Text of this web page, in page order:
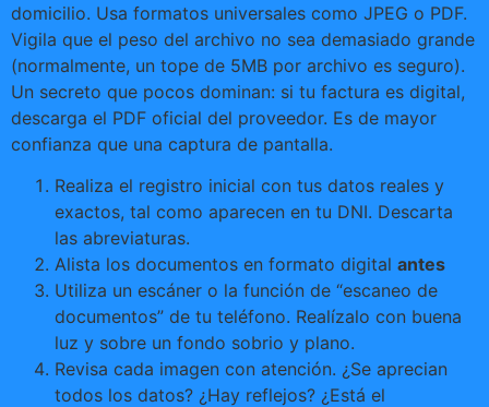
domicilio. Usa formatos universales como JPEG o PDF.
Vigila que el peso del archivo no sea demasiado grande
(normalmente, un tope de 5MB por archivo es seguro).
Un secreto que pocos dominan: si tu factura es digital,
descarga el PDF oficial del proveedor. Es de mayor
confianza que una captura de pantalla.
Realiza el registro inicial con tus datos reales y
exactos, tal como aparecen en tu DNI. Descarta
las abreviaturas.
Alista los documentos en formato digital antes
Utiliza un escáner o la función de “escaneo de
documentos” de tu teléfono. Realízalo con buena
luz y sobre un fondo sobrio y plano.
Revisa cada imagen con atención. ¿Se aprecian
todos los datos? ¿Hay reflejos? ¿Está el